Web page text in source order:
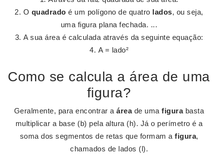
O quadrado é um polígono de quatro lados, ou seja,
uma figura plana fechada. ...
A sua área é calculada através da seguinte equação:
A = lado²
Como se calcula a área de uma
figura?
Geralmente, para encontrar aáreade umafigurabasta
multiplicar a base (b) pela altura (h). Já o perímetro é a
soma dos segmentos de retas que formam a figura,
chamados de lados (l).